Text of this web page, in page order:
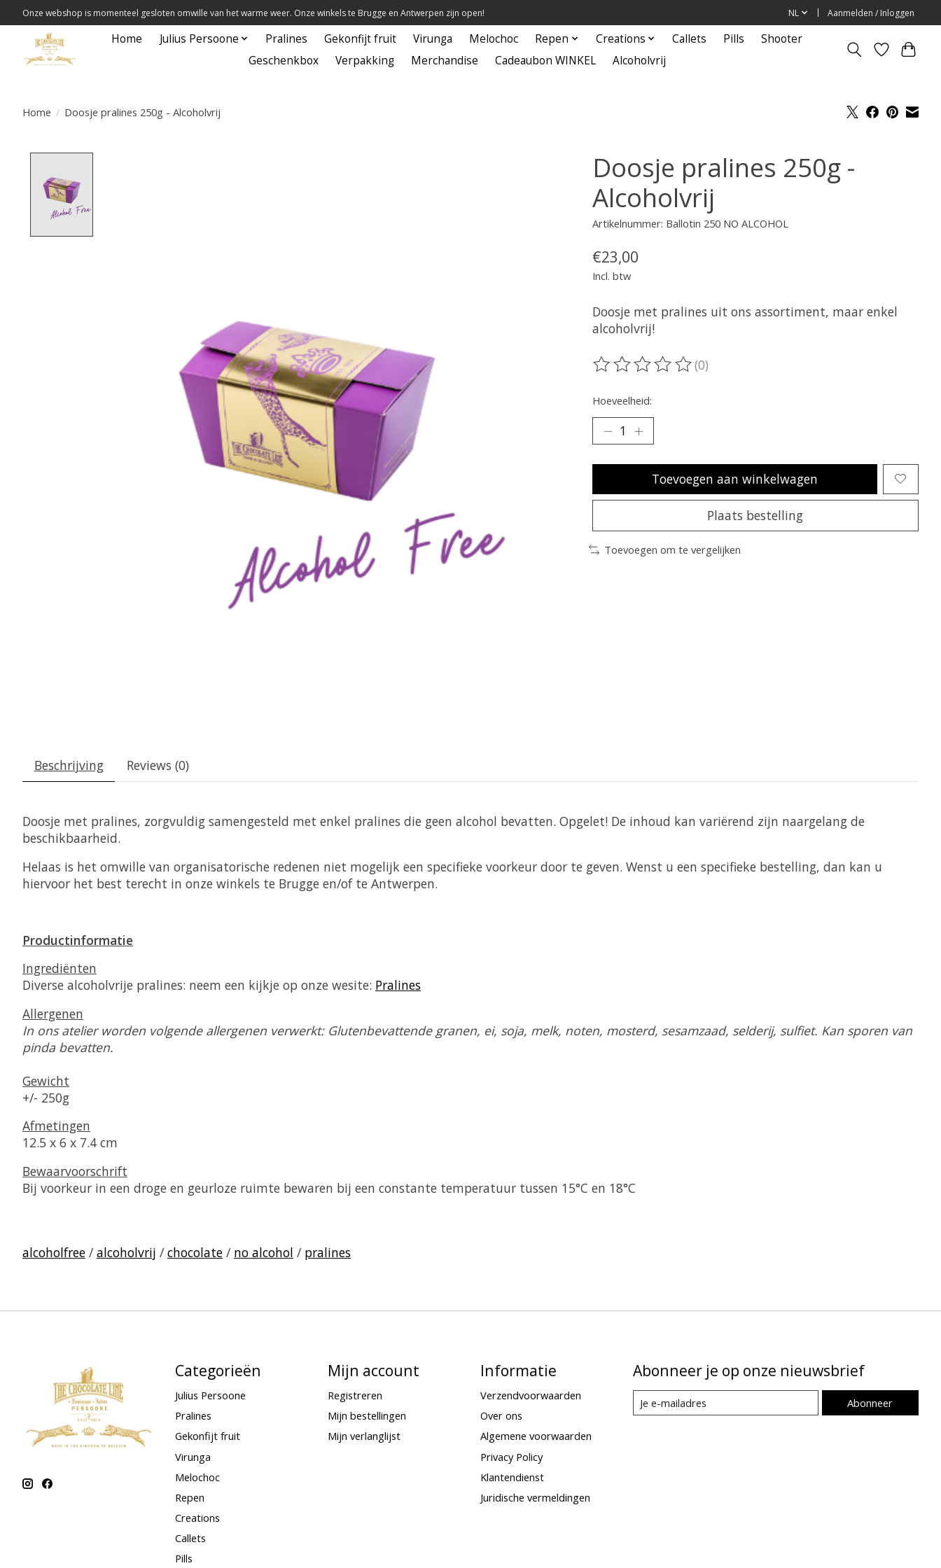
Onze webshop is momenteel gesloten omwille van het warme weer. Onze winkels te Brugge en Antwerpen zijn open! NL Aanmelden / Inloggen
Home Julius Persoone Pralines Gekonfijt fruit Virunga Melochoc Repen Creations Callets Pills
Shooter
Geschenkbox
Verpakking Merchandise Cadeaubon WINKEL Alcoholvrij
Home / Doosje pralines 250g - Alcoholvrij
Doosje pralines 250g -
Alcoholvrij
Artikelnummer: Ballotin 250 NO ALCOHOL
€23,00
Incl. btw
Doosje met pralines uit ons assortiment, maar enkel
alcoholvrij!
De beoordeling van dit product is
(0)
Hoeveelheid:
Toevoegen aan winkelwagen
Plaats bestelling
Toevoegen om te vergelijken
Beschrijving Reviews (0)
Doosje met pralines, zorgvuldig samengesteld met enkel pralines die geen alcohol bevatten. Opgelet! De inhoud kan variërend zijn naargelang de
beschikbaarheid.
Helaas is het omwille van organisatorische redenen niet mogelijk een specifieke voorkeur door te geven. Wenst u een specifieke bestelling, dan kan u
hiervoor het best terecht in onze winkels te Brugge en/of te Antwerpen.
Productinformatie
Ingrediënten
Diverse alcoholvrije pralines: neem een kijkje op onze wesite: Pralines
Allergenen
In ons atelier worden volgende allergenen verwerkt: Glutenbevattende granen, ei, soja, melk, noten, mosterd, sesamzaad, selderij, sulfiet. Kan sporen van
pinda bevatten.
Gewicht
+/- 250g
Afmetingen
12.5 x 6 x 7.4 cm
Bewaarvoorschrift
Bij voorkeur in een droge en geurloze ruimte bewaren bij een constante temperatuur tussen 15°C en 18°C
alcoholfree / alcoholvrij / chocolate / no alcohol / pralines
Categorieën
Julius Persoone
Pralines
Gekonfijt fruit
Virunga
Melochoc
Repen
Creations
Callets
Pills
Mijn account
Registreren
Mijn bestellingen
Mijn verlanglijst
Informatie
Verzendvoorwaarden
Over ons
Algemene voorwaarden
Privacy Policy
Klantendienst
Juridische vermeldingen
Abonneer je op onze nieuwsbrief
Abonneer